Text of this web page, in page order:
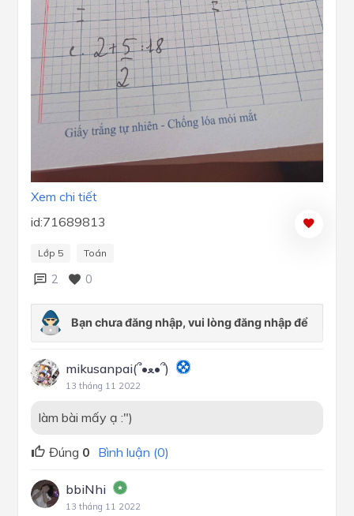
Xem chi tiết
id:71689813
Lớp 5 Toán
2 0
mikusanpai(՞•ﻌ•՞)
13 tháng 11 2022
làm bài mấy ạ :")
Đúng 0 Bình luận (0)
bbiNhi
13 tháng 11 2022